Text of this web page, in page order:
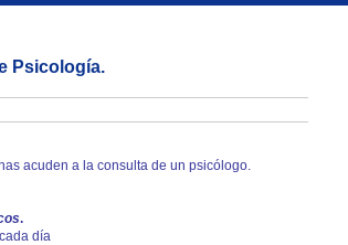
Psicología.
acuden a la consulta de un psicólogo.
.
día